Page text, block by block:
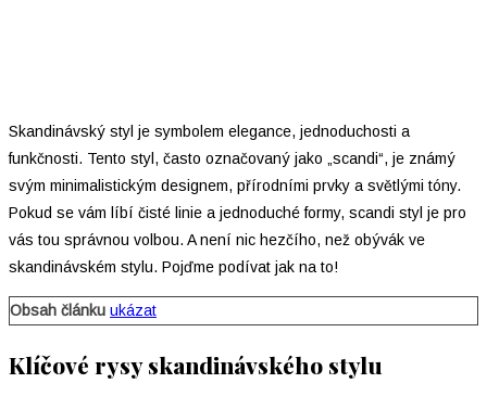
Skandinávský styl je symbolem elegance, jednoduchosti a
funkčnosti. Tento styl, často označovaný jako „scandi“, je známý
svým minimalistickým designem, přírodními prvky a světlými tóny.
Pokud se vám líbí čisté linie a jednoduché formy, scandi styl je pro
vás tou správnou volbou. A není nic hezčího, než obývák ve
skandinávském stylu. Pojďme podívat jak na to!
Obsah článku ukázat
Klíčové rysy skandinávského stylu